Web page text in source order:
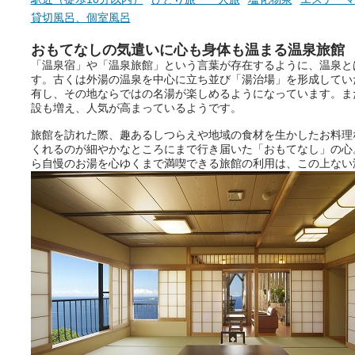
貸切風呂、個室風呂
おもてなしの気遣いに心も身体も温まる温泉旅館
「温泉宿」や「温泉旅館」という言葉が存在するように、温泉
す。古くは外湯の温泉を中心に立ち並び「湯治場」を形成して
有し、その地ならではの名湯が楽しめるようになっています。
設も増え、人気が高まっているようです。
旅館を訪れた際、趣あるしつらえや地域の食材を生かしたお料
くれるのが細やかなところにまで行き届いた「おもてなし」の
ら自慢のお湯を心ゆくまで満喫できる旅館の利用は、この上な